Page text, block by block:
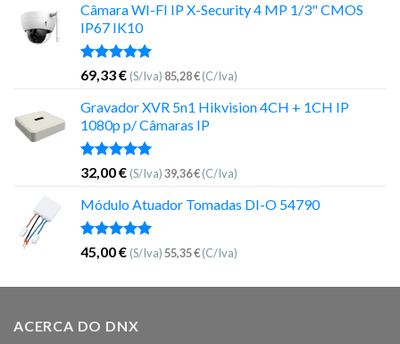
Câmara WI-FI IP X-Security 4 MP 1/3" CMOS
IP67 IK10
Avaliação
5.00
de 5
69,33€ (S/Iva) 85,28€(C/Iva)
Gravador XVR 5n1 Hikvision 4CH + 1CH IP
1080p p/ Câmaras IP
Avaliação
5.00
de 5
32,00€ (S/Iva)39,36€(C/Iva)
Módulo Atuador Tomadas DI-O 54790
Avaliação
5.00
de 5
45,00€ (S/Iva)55,35€(C/Iva)
ACERCA DO DNX